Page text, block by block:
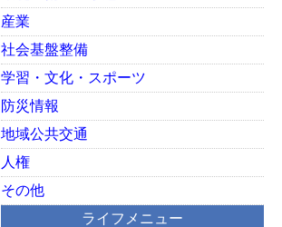
産業
社会基盤整備
学習・文化・スポーツ
防災情報
地域公共交通
人権
その他
ライフメニュー